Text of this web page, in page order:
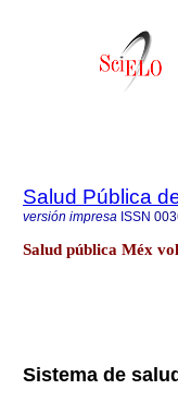
Salud Pública
versión impresa ISSN
Salud pública Méx
Sistema de